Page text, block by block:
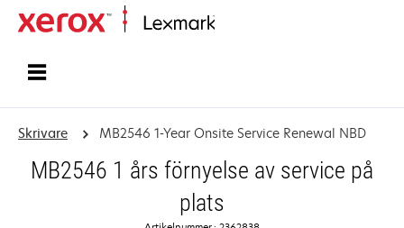
Skrivare MB2546 1-Year Onsite Service Renewal NBD
MB2546 1 års förnyelse av service på
plats